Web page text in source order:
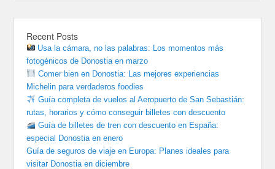
Recent Posts
Usa la cámara, no las palabras: Los momentos más
fotogénicos de Donostia en marzo
Comer bien en Donostia: Las mejores experiencias
Michelin para verdaderos foodies
Guía completa de vuelos al Aeropuerto de San Sebastián:
rutas, horarios y cómo conseguir billetes con descuento
Guía de billetes de tren con descuento en España:
especial Donostia en enero
Guía de seguros de viaje en Europa: Planes ideales para
visitar Donostia en diciembre